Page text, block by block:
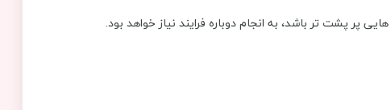
پر پشت تر باشد، به انجام دوباره فرایند نیاز خواهد بود.